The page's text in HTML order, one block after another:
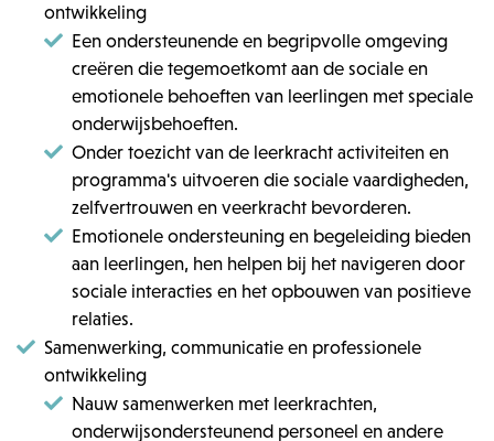
ontwikkeling
Een ondersteunende en begripvolle omgeving
creëren die tegemoetkomt aan de sociale en
emotionele behoeften van leerlingen met speciale
onderwijsbehoeften.
Onder toezicht van de leerkracht activiteiten en
programma's uitvoeren die sociale vaardigheden,
zelfvertrouwen en veerkracht bevorderen.
Emotionele ondersteuning en begeleiding bieden
aan leerlingen, hen helpen bij het navigeren door
sociale interacties en het opbouwen van positieve
relaties.
Samenwerking, communicatie en professionele
ontwikkeling
Nauw samenwerken met leerkrachten,
onderwijsondersteunend personeel en andere